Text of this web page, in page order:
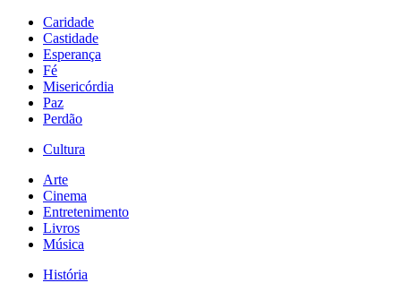
Caridade
Castidade
Esperança
Fé
Misericórdia
Paz
Perdão
Cultura
Arte
Cinema
Entretenimento
Livros
Música
História